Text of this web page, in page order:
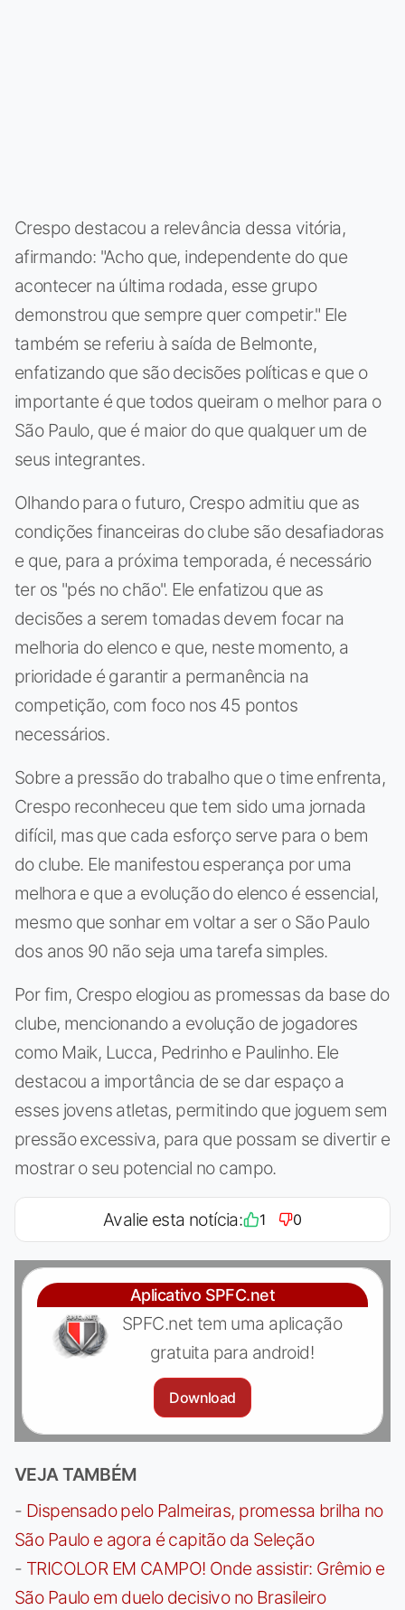
Crespo destacou a relevância dessa vitória,
afirmando: "Acho que, independente do que
acontecer na última rodada, esse grupo
demonstrou que sempre quer competir." Ele
também se referiu à saída de Belmonte,
enfatizando que são decisões políticas e que o
importante é que todos queiram o melhor para o
São Paulo, que é maior do que qualquer um de
seus integrantes.
Olhando para o futuro, Crespo admitiu que as
condições financeiras do clube são desafiadoras
e que, para a próxima temporada, é necessário
ter os "pés no chão". Ele enfatizou que as
decisões a serem tomadas devem focar na
melhoria do elenco e que, neste momento, a
prioridade é garantir a permanência na
competição, com foco nos 45 pontos
necessários.
Sobre a pressão do trabalho que o time enfrenta,
Crespo reconheceu que tem sido uma jornada
difícil, mas que cada esforço serve para o bem
do clube. Ele manifestou esperança por uma
melhora e que a evolução do elenco é essencial,
mesmo que sonhar em voltar a ser o São Paulo
dos anos 90 não seja uma tarefa simples.
Por fim, Crespo elogiou as promessas da base do
clube, mencionando a evolução de jogadores
como Maik, Lucca, Pedrinho e Paulinho. Ele
destacou a importância de se dar espaço a
esses jovens atletas, permitindo que joguem sem
pressão excessiva, para que possam se divertir e
mostrar o seu potencial no campo.
Avalie esta notícia: 1 0
Aplicativo SPFC.net
SPFC.net tem uma aplicação
gratuita para android!
Download
VEJA TAMBÉM
- Dispensado pelo Palmeiras, promessa brilha no
São Paulo e agora é capitão da Seleção
- TRICOLOR EM CAMPO! Onde assistir: Grêmio e
São Paulo em duelo decisivo no Brasileiro